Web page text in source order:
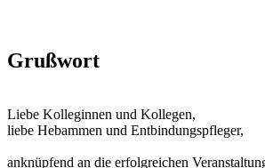
Grußwort
Liebe Kolleginnen und Kollegen,
liebe Hebammen und Entbindungspfleger,
anknüpfend an die erfolgreichen